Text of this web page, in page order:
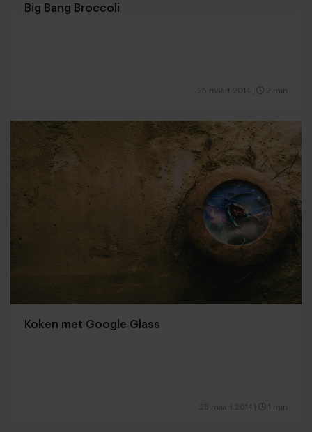
Big Bang Broccoli
25 maart 2014 2 min
Koken met Google Glass
25 maart 2014 1 min